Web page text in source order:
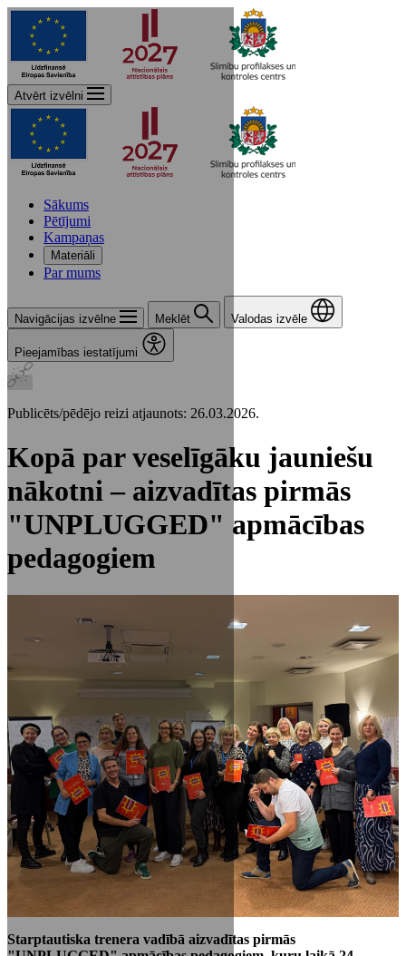
Atvērt izvēlni
Sākums
Pētījumi
Kampaņas
Materiāli
Par mums
Navigācijas izvēlne Meklēt Valodas izvēle
Pieejamības iestatījumi
Publicēts/pēdējo reizi atjaunots: 26.03.2026.
Kopā par veselīgāku jauniešu
nākotni – aizvadītas pirmās
"UNPLUGGED" apmācības
pedagogiem
Starptautiska trenera vadībā aizvadītas pirmās